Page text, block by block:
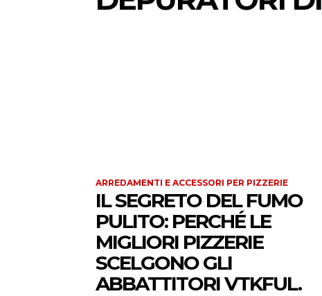
ARREDAMENTI E ACCESSORI PER PIZZERIE
IL SEGRETO DEL FUMO
PULITO: PERCHÉ LE
MIGLIORI PIZZERIE
SCELGONO GLI
ABBATTITORI VTKFUL.